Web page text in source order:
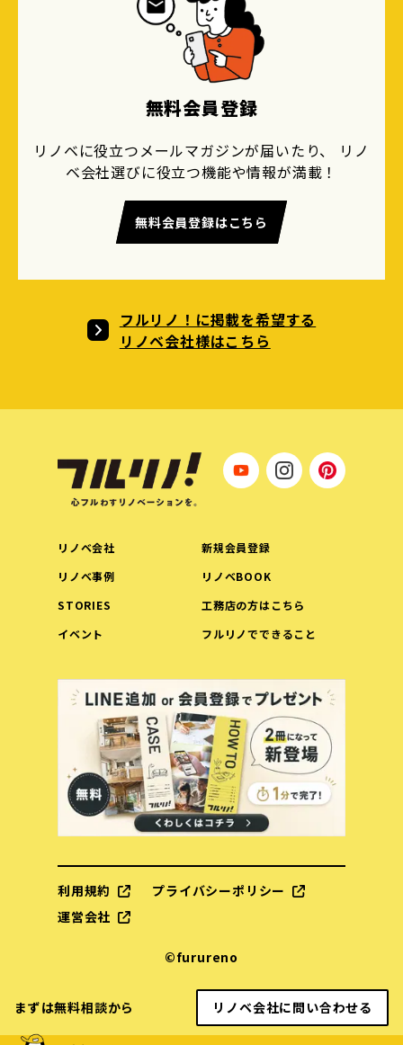
まずは無料相談から リノベ会社に問い合わせる
無料会員登録
リノベに役立つメールマガジンが届いたり、 リノ
ベ会社選びに役立つ機能や情報が満載！
無料会員登録はこちら
フルリノ！に掲載を希望する
リノベ会社様はこちら
リノベ会社
新規会員登録
リノベ事例
リノベBOOK
STORIES
工務店の方はこちら
イベント
フルリノでできること
利用規約
プライバシーポリシー
運営会社
©︎furureno